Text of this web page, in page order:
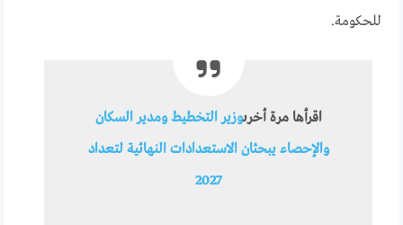
للحكومة.
اقرأها مرة أخرىوزير التخطيط ومدير السكان
والإحصاء يبحثان الاستعدادات النهائية لتعداد
2027